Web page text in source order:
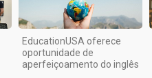
EducationUSA oferece
oportunidade de
aperfeiçoamento do inglês